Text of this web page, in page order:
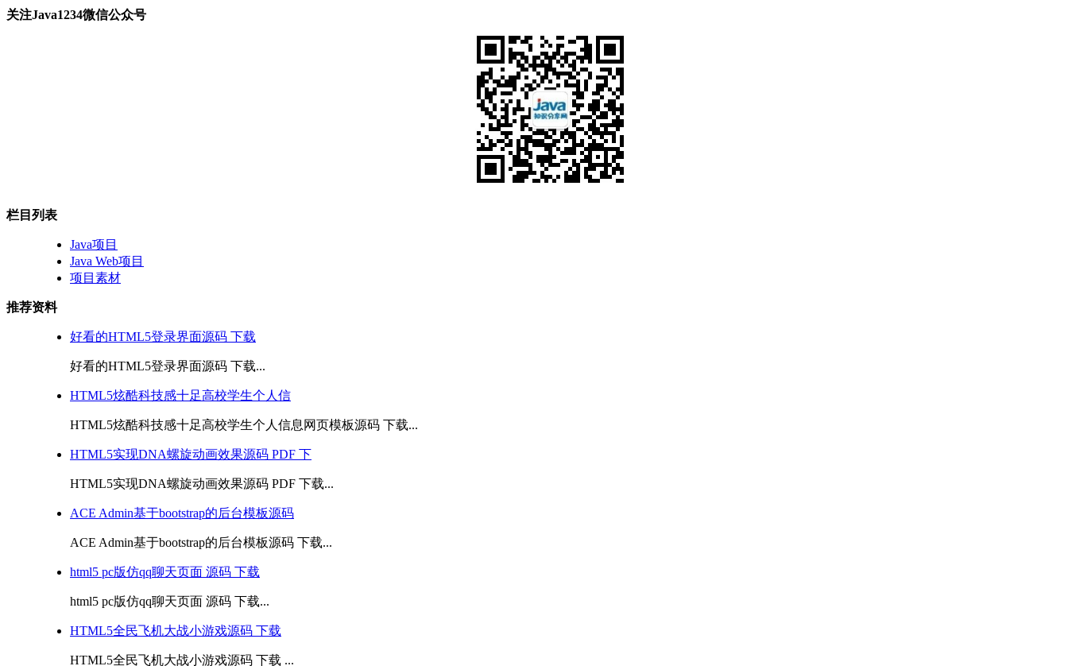
关注Java1234微信公众号
栏目列表
Java项目
Java Web项目
项目素材
推荐资料
好看的HTML5登录界面源码 下载
好看的HTML5登录界面源码 下载...
HTML5炫酷科技感十足高校学生个人信
HTML5炫酷科技感十足高校学生个人信息网页模板源码 下载...
HTML5实现DNA螺旋动画效果源码 PDF 下
HTML5实现DNA螺旋动画效果源码 PDF 下载...
ACE Admin基于bootstrap的后台模板源码
ACE Admin基于bootstrap的后台模板源码 下载...
html5 pc版仿qq聊天页面 源码 下载
html5 pc版仿qq聊天页面 源码 下载...
HTML5全民飞机大战小游戏源码 下载
HTML5全民飞机大战小游戏源码 下载 ...